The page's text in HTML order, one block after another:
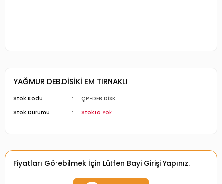
YAĞMUR DEB.DİSİKİ EM TIRNAKLI
Stok Kodu
ÇP-DEB.DİSK
Stok Durumu
Stokta Yok
Fiyatları Görebilmek İçin Lütfen Bayi Girişi Yapınız.